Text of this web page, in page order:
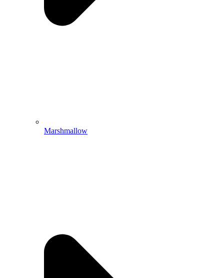
Marshmallow